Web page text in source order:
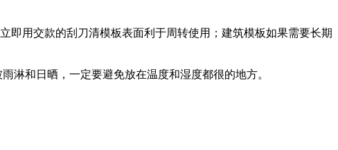
即用交款的刮刀清模板表面利于周转使用；建筑模板如果需要长期
淋和日晒，一定要避免放在温度和湿度都很的地方。